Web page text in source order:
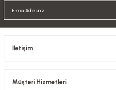
İletişim
Müşteri Hizmetleri